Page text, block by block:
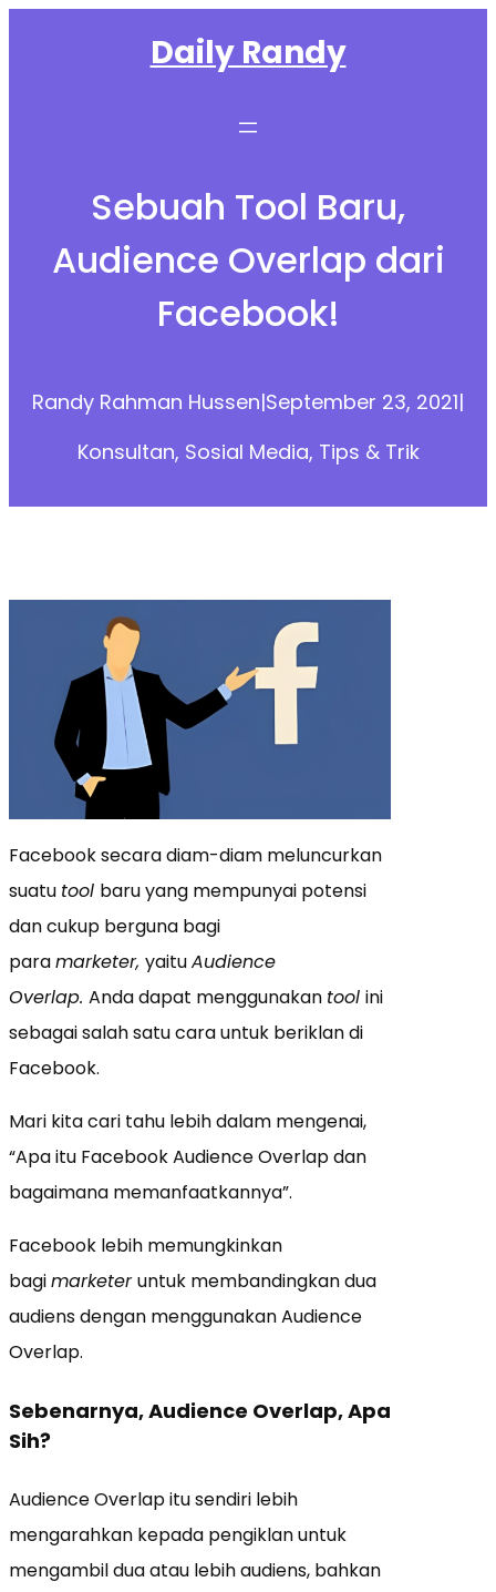
Daily Randy
Sebuah Tool Baru,
Audience Overlap dari
Facebook!
Randy Rahman Hussen|September 23, 2021|
Konsultan, Sosial Media, Tips & Trik
Facebook secara diam-diam meluncurkan
suatu tool baru yang mempunyai potensi
dan cukup berguna bagi
paramarketer, yaituAudience
Overlap. Anda dapat menggunakan tool ini
sebagai salah satu cara untuk beriklan di
Facebook.
Mari kita cari tahu lebih dalam mengenai,
“Apa itu Facebook Audience Overlap dan
bagaimana memanfaatkannya”.
Facebook lebih memungkinkan
bagimarketeruntuk membandingkan dua
audiens dengan menggunakan Audience
Overlap.
Sebenarnya, Audience Overlap, Apa
Sih?
Audience Overlap itu sendiri lebih
mengarahkan kepada pengiklan untuk
mengambil dua atau lebih audiens, bahkan